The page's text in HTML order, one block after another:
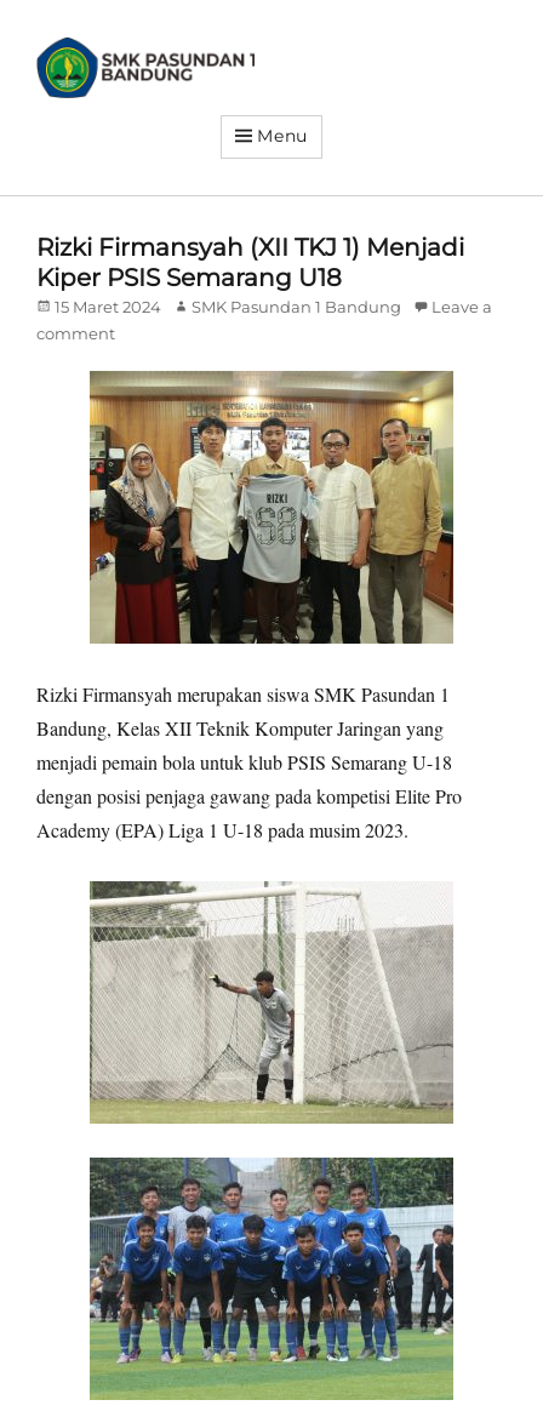
SMK
PASUNDAN
Wirausaha.
Global
Menu
Rizki Firmansyah (XII TKJ 1) Menjadi
Kiper PSIS Semarang U18
Posted
on
15 Maret 2024 Author
SMK Pasundan 1 Bandung
Leave a
comment
Rizki Firmansyah merupakan siswa SMK Pasundan 1
Bandung, Kelas XII Teknik Komputer Jaringan yang
menjadi pemain bola untuk klub PSIS Semarang U-18
dengan posisi penjaga gawang pada kompetisi Elite Pro
Academy (EPA) Liga 1 U-18 pada musim 2023.